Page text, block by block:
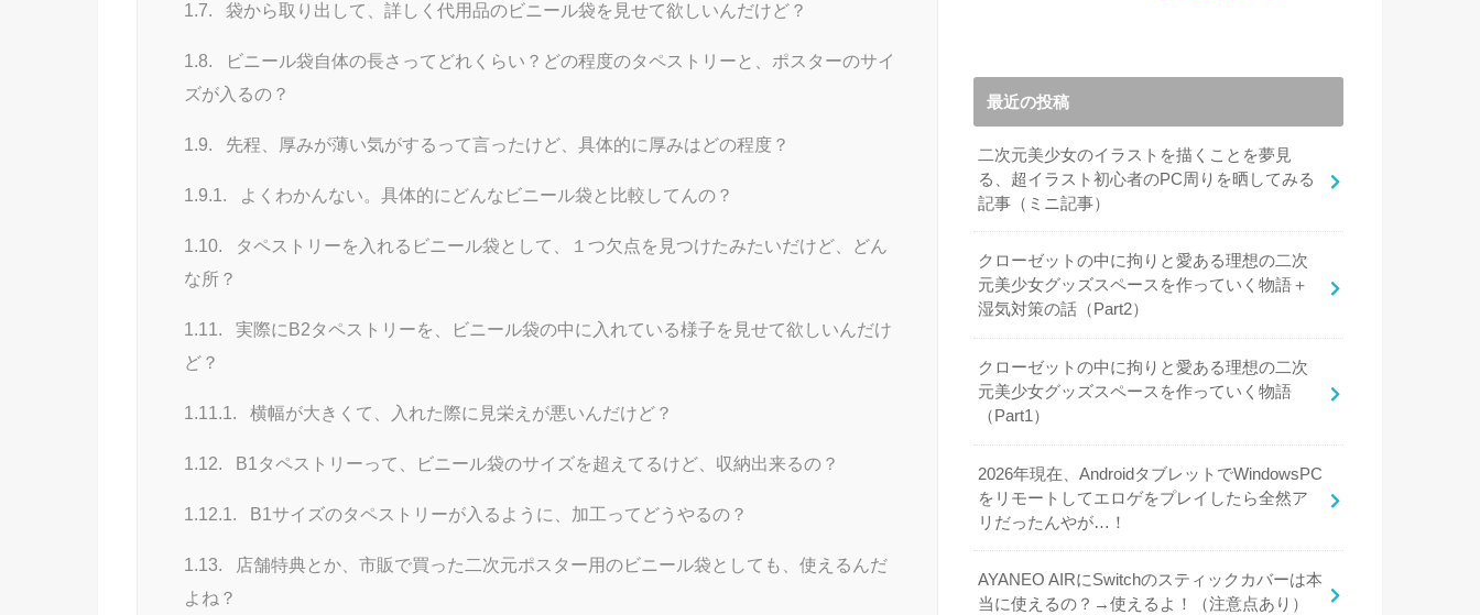
1.7. 袋から取り出して、詳しく代用品のビニール袋を見せて欲しいんだけど？
1.8.
ビニール袋自体の長さってどれくらい？どの程度のタペストリーと、ポスターのサイ
ズが入るの？
1.9. 先程、厚みが薄い気がするって言ったけど、具体的に厚みはどの程度？
1.9.1. よくわかんない。具体的にどんなビニール袋と比較してんの？
1.10.
タペストリーを入れるビニール袋として、１つ欠点を見つけたみたいだけど、どん
な所？
1.11.
実際にB2タペストリーを、ビニール袋の中に入れている様子を見せて欲しいんだけ
ど？
1.11.1. 横幅が大きくて、入れた際に見栄えが悪いんだけど？
1.12. B1タペストリーって、ビニール袋のサイズを超えてるけど、収納出来るの？
1.12.1. B1サイズのタペストリーが入るように、加工ってどうやるの？
1.13.
店舗特典とか、市販で買った二次元ポスター用のビニール袋としても、使えるんだ
よね？
最近の投稿
二次元美少女のイラストを描くことを夢見
る、超イラスト初心者のPC周りを晒してみる
記事（ミニ記事）
クローゼットの中に拘りと愛ある理想の二次
元美少女グッズスペースを作っていく物語＋
湿気対策の話（Part2）
クローゼットの中に拘りと愛ある理想の二次
元美少女グッズスペースを作っていく物語
（Part1）
2026年現在、AndroidタブレットでWindowsPC
をリモートしてエロゲをプレイしたら全然ア
リだったんやが…！
AYANEO AIRにSwitchのスティックカバーは本
当に使えるの？→使えるよ！（注意点あり）